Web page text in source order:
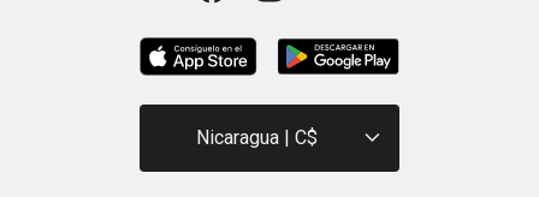
Nicaragua | C$